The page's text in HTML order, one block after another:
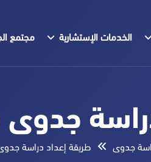
الخدمات الإستشارية مجتمع
جدوى طريقة إعداد دراسة